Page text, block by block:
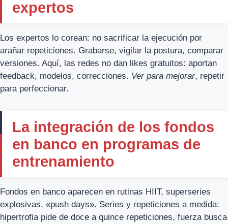
expertos
Los expertos lo corean: no sacrificar la ejecución por
arañar repeticiones. Grabarse, vigilar la postura, comparar
versiones. Aquí, las redes no dan likes gratuitos: aportan
feedback, modelos, correcciones. Ver para mejorar, repetir
para perfeccionar.
La integración de los fondos
en banco en programas de
entrenamiento
Fondos en banco aparecen en rutinas HIIT, superseries
explosivas, «push days». Series y repeticiones a medida:
hipertrofia pide de doce a quince repeticiones, fuerza busca